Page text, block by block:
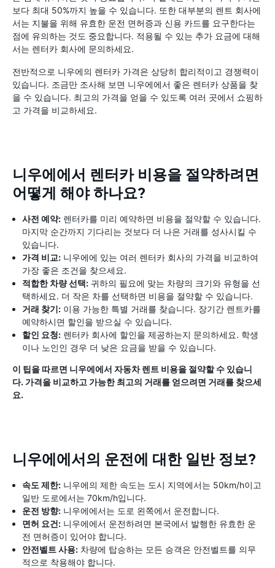
보다 최대 50%까지 높을 수 있습니다. 또한 대부분의 렌트 회사에
서는 지불을 위해 유효한 운전 면허증과 신용 카드를 요구한다는
점에 유의하는 것도 중요합니다. 적용될 수 있는 추가 요금에 대해
서는 렌터카 회사에 문의하세요.
전반적으로 니우에의 렌터카 가격은 상당히 합리적이고 경쟁력이
있습니다. 조금만 조사해 보면 니우에에서 좋은 렌터카 상품을 찾
을 수 있습니다. 최고의 가격을 얻을 수 있도록 여러 곳에서 쇼핑하
고 가격을 비교하세요.
니우에에서 렌터카 비용을 절약하려면
어떻게 해야 하나요?
사전 예약: 렌터카를 미리 예약하면 비용을 절약할 수 있습니다.
마지막 순간까지 기다리는 것보다 더 나은 거래를 성사시킬 수
있습니다.
가격 비교: 니우에에 있는 여러 렌터카 회사의 가격을 비교하여
가장 좋은 조건을 찾으세요.
적합한 차량 선택: 귀하의 필요에 맞는 차량의 크기와 유형을 선
택하세요. 더 작은 차를 선택하면 비용을 절약할 수 있습니다.
거래 찾기: 이용 가능한 특별 거래를 찾습니다. 장기간 렌트카를
예약하시면 할인을 받으실 수 있습니다.
할인 요청: 렌터카 회사에 할인을 제공하는지 문의하세요. 학생
이나 노인인 경우 더 낮은 요금을 받을 수 있습니다.
이 팁을 따르면 니우에에서 자동차 렌트 비용을 절약할 수 있습니
다. 가격을 비교하고 가능한 최고의 거래를 얻으려면 거래를 찾으세
요.
니우에에서의 운전에 대한 일반 정보?
속도 제한: 니우에의 제한 속도는 도시 지역에서는 50km/h이고
일반 도로에서는 70km/h입니다.
운전 방향: 니우에에서는 도로 왼쪽에서 운전합니다.
면허 요건: 니우에에서 운전하려면 본국에서 발행한 유효한 운
전 면허증이 있어야 합니다.
안전벨트 사용: 차량에 탑승하는 모든 승객은 안전벨트를 의무
적으로 착용해야 합니다.